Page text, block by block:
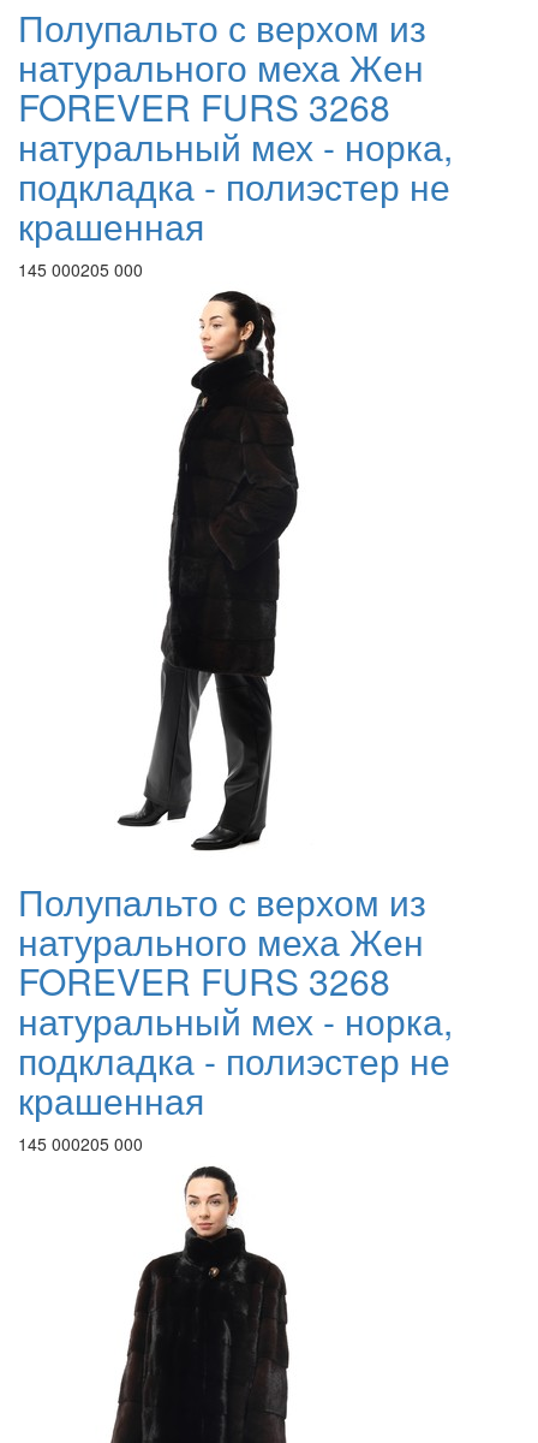
Полупальто с верхом из
натурального меха Жен
FOREVER FURS 3268
натуральный мех - норка,
подкладка - полиэстер не
крашенная
145 000205 000
Полупальто с верхом из
натурального меха Жен
FOREVER FURS 3268
натуральный мех - норка,
подкладка - полиэстер не
крашенная
145 000205 000